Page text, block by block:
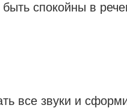
спокойны в
все звуки и